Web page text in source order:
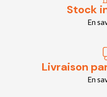
Stock
En
Livraison
En